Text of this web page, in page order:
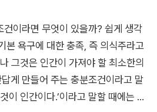
을 향해 내가 어떻게 분노를 키우고
(269)-책의 경우 (독재)국가의 마음
번역이 될 수 있다. 다른 책을 보려
쓰고 몰래 자기 나라로 책을 가지고
약이나 폭발물보다 더 위험하다. 국
들키면 책을 압수당하고 당신은 처
인간의 ‘선’을 느끼게 했던 인물이
아 민간인 노동자가 여섯 달 동안 매
은 배급을 나눠주고 보답마저 바라
의하면 불가사의한 일이 생긴 것이
인간성을 통해 자신이 수용소 안에서
않았다고 한다.(P. 187) 정확히 규정
의 명제 아래 거창한 인류애 따위는
하려 애쓰지도 말라고. 저자는 심판관
것이 인간인가>라고 독자에게 묻는
한 것처럼 어떤 우연의 작용과 행운
았다. 그는 우선 크게 다치지도 않았
고, 비르케나우의 가스실과 화장터로
이다. 하지만 과연 수용소에서 살아
인을, 인간이라는 존재에 대해 지니
비난할 자격이 있는 걸까. 이 말은 위
는 것이 한 개인의 광기가 아니라 평
존재할 수 있고 멀쩡한 사람을 덮칠
것 같다. '작가의 말'에도 나오지만,
추위와 혹독한 노동으로 인해 죽음
은 자살을 생각하지 않는다고 한다.
생각하지 못할 것이다. ‘아니 끊임없
는다는 생각에 집중할 수가 없는 것
생각하는 것은 오히려 사치이고, 살
을 증명하는 유일한 증거다. 잠깐이
정과 같이 듣기만 해도 푸근함과 따
이지는 말기를 이라고 속으로 바라게
대목에서, 알렉스가 주인공인 프리
인간을 상대하는 그 수많은 종류의
그것은 인간과 사물, 아니 생명을 지
것 사이에서나 일어날 법한 상황이
건이라면 무엇이 있을까? 쉽게 생각
본 욕구에 대한 충족, 즉 의식주라고
그것은 인간이 가져야 할 최소한의
게 만들어 주는 충분조건이라고 말
이 인간이다.’이라고 말할 때에는 단